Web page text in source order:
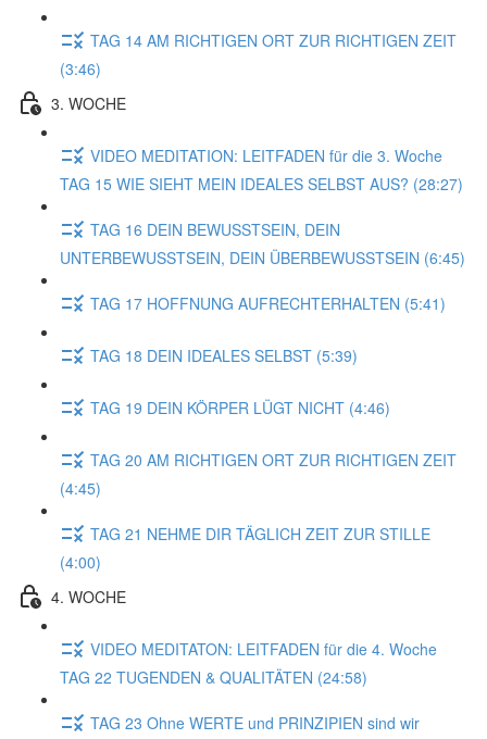
TAG 14 AM RICHTIGEN ORT ZUR RICHTIGEN ZEIT
(3:46)
3. WOCHE
VIDEO MEDITATION: LEITFADEN für die 3. Woche
TAG 15 WIE SIEHT MEIN IDEALES SELBST AUS? (28:27)
TAG 16 DEIN BEWUSSTSEIN, DEIN
UNTERBEWUSSTSEIN, DEIN ÜBERBEWUSSTSEIN (6:45)
TAG 17 HOFFNUNG AUFRECHTERHALTEN (5:41)
TAG 18 DEIN IDEALES SELBST (5:39)
TAG 19 DEIN KÖRPER LÜGT NICHT (4:46)
TAG 20 AM RICHTIGEN ORT ZUR RICHTIGEN ZEIT
(4:45)
TAG 21 NEHME DIR TÄGLICH ZEIT ZUR STILLE
(4:00)
4. WOCHE
VIDEO MEDITATON: LEITFADEN für die 4. Woche
TAG 22 TUGENDEN & QUALITÄTEN (24:58)
TAG 23 Ohne WERTE und PRINZIPIEN sind wir